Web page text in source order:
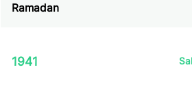
Ramadan
1941